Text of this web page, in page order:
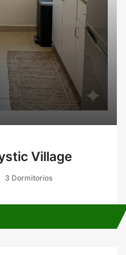
Village
3 Dormitorios